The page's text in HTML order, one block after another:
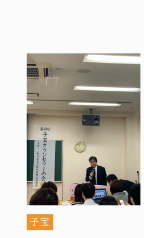
子宝